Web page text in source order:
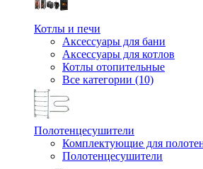
Котлы и печи
Аксессуары для бани
Аксессуары для котлов
Котлы отопительные
Все категории (10)
Полотенцесушители
Комплектующие для
Полотенцесушители